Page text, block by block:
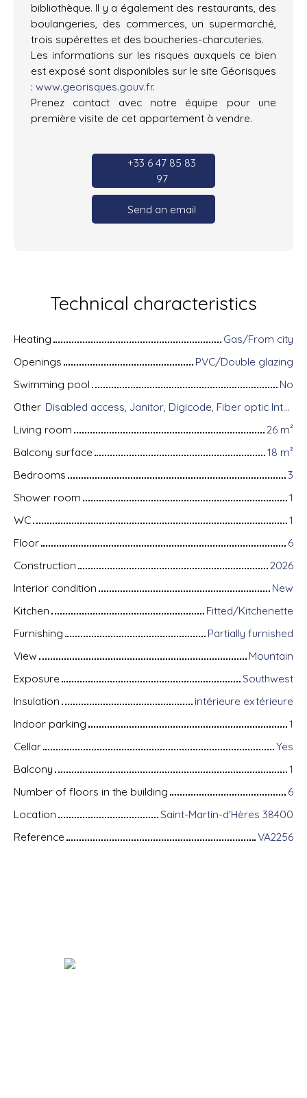
bibliothèque. Il y a également des restaurants, des
boulangeries, des commerces, un supermarché,
trois supérettes et des boucheries-charcuteries.
Les informations sur les risques auxquels ce bien
est exposé sont disponibles sur le site Géorisques
: www.georisques.gouv.fr.
Prenez contact avec notre équipe pour une
première visite de cet appartement à vendre.
+33 6 47 85 83
97
Send an email
Technical characteristics
Heating
Gas/From city
Openings
PVC/Double glazing
Swimming pool
No
Other
Disabled access, Janitor, Digicode, Fiber optic Internet, Intercom, Bike storage, Videophone, Electric shutters
Living room
26 m²
Balcony surface
18 m²
Bedrooms
3
Shower room
1
WC
1
Floor
6
Construction
2026
Interior condition
New
Kitchen
Fitted/Kitchenette
Furnishing
Partially furnished
View
Mountain
Exposure
Southwest
Insulation
intérieure extérieure
Indoor parking
1
Cellar
Yes
Balcony
1
Number of floors in the building
6
Location
Saint-Martin-d'Hères 38400
Reference
VA2256